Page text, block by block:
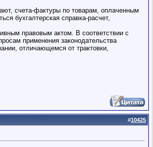
счета-фактуры по товарам, оплаченным
бухгалтерская справка-расчет,
правовым актом. В соответствии с
применения законодательства
отличающемся от трактовки,
#10425